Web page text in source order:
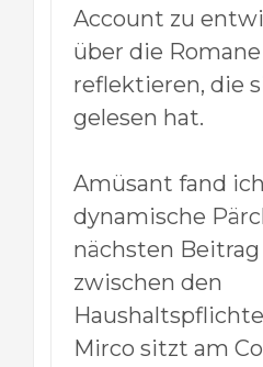
Account zu
über die Romane
reflektieren, die
gelesen hat.
Amüsant fand
dynamische
nächsten Beitrag
zwischen den
Mirco sitzt am